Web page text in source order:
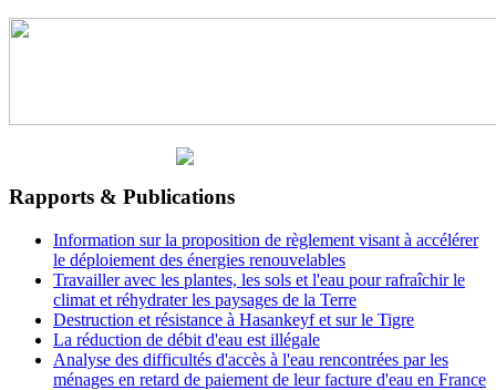
Rapports & Publications
Information sur la proposition de règlement visant à accélérer
le déploiement des énergies renouvelables
Travailler avec les plantes, les sols et l'eau pour rafraîchir le
climat et réhydrater les paysages de la Terre
Destruction et résistance à Hasankeyf et sur le Tigre
La réduction de débit d'eau est illégale
Analyse des difficultés d'accès à l'eau rencontrées par les
ménages en retard de paiement de leur facture d'eau en France